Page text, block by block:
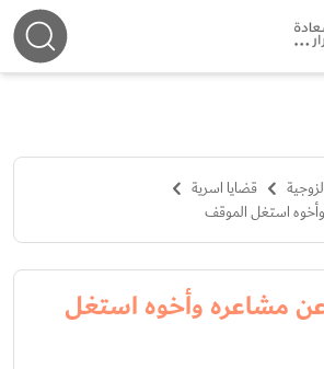
قضايا اسرية
استغل الموقف
مشاعره وأخوه استغل